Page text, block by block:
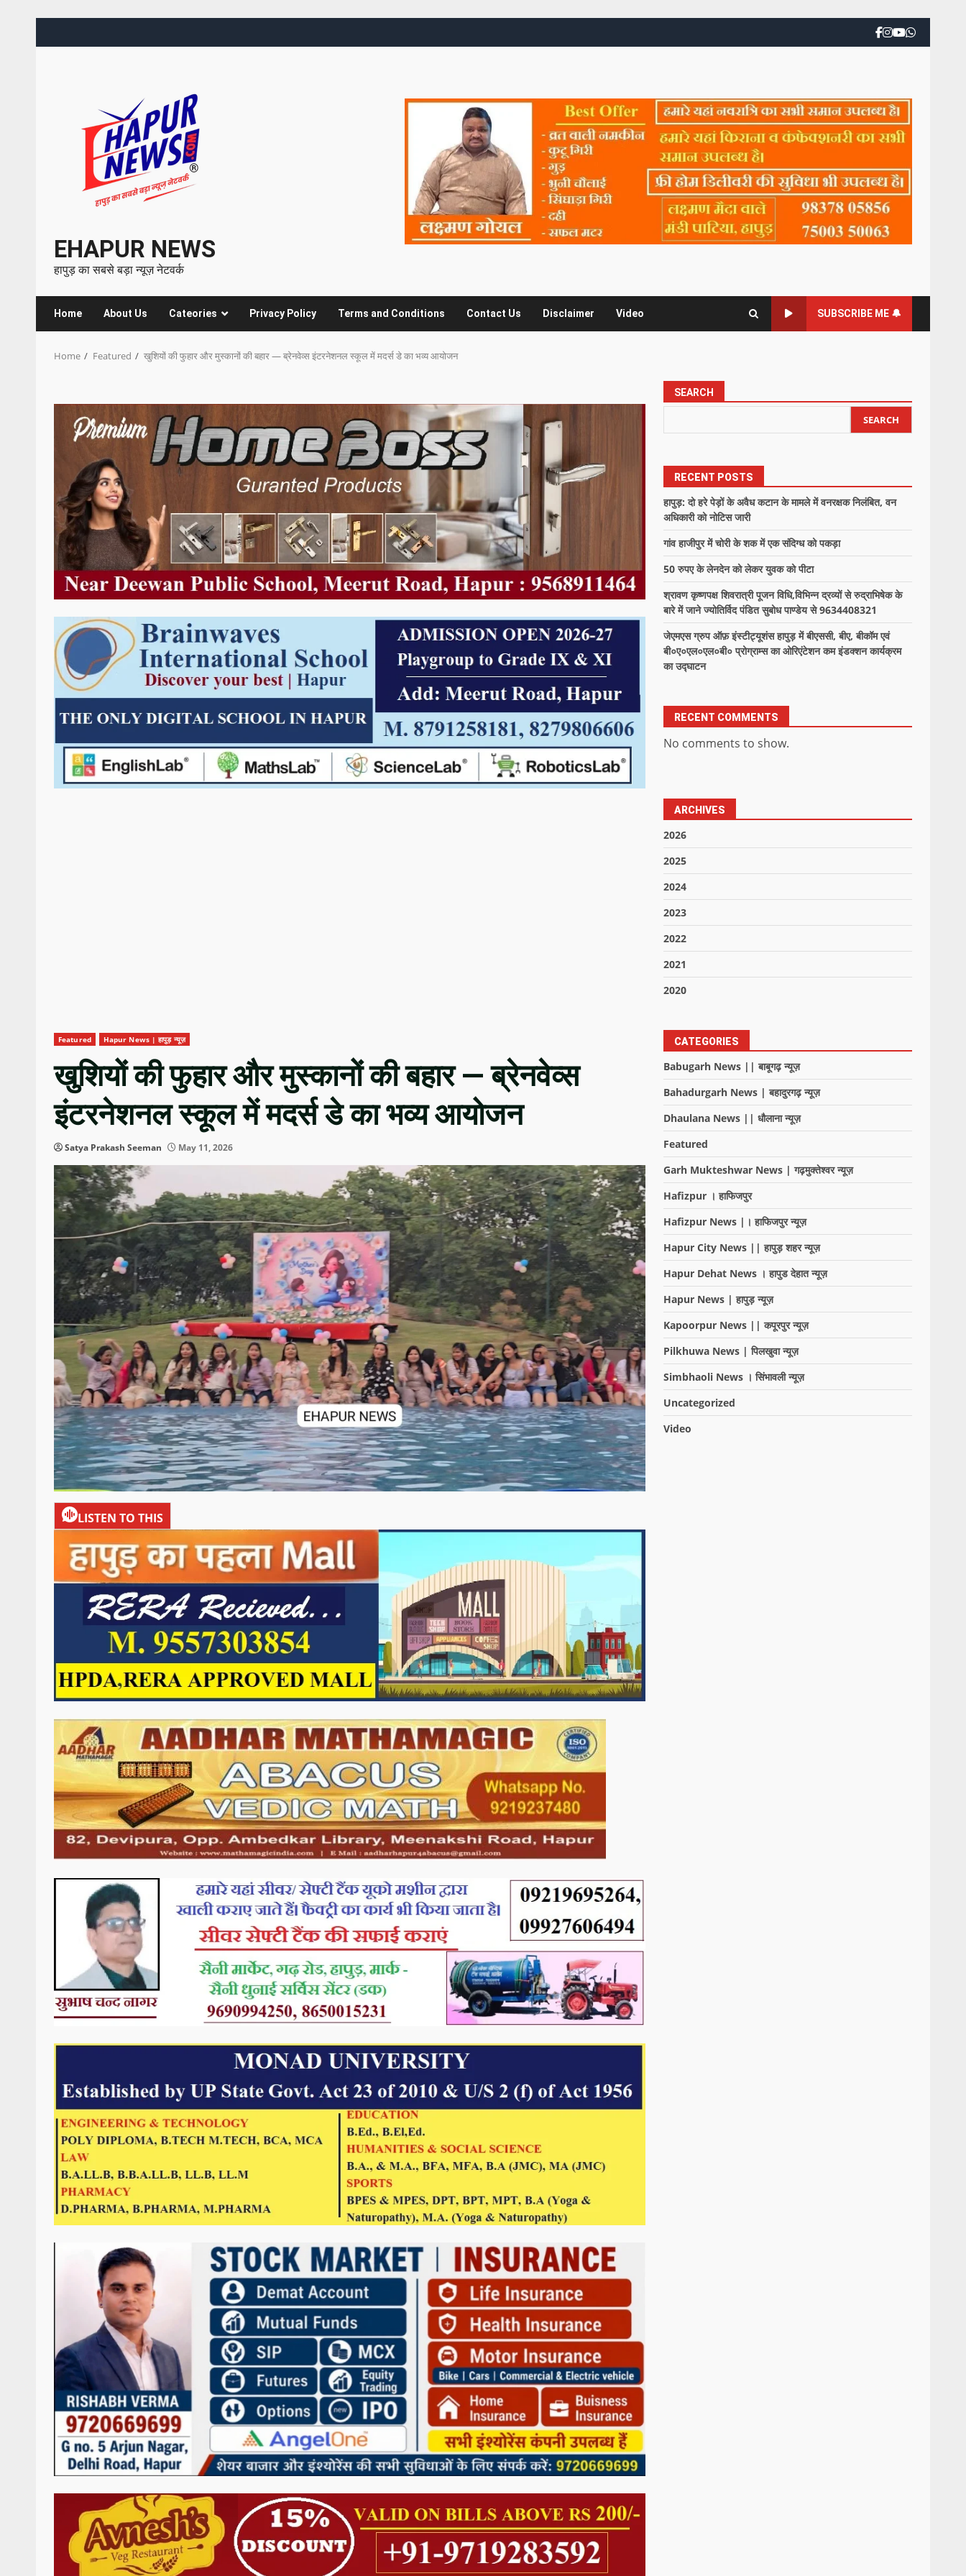
EHAPUR NEWS
हापुड़ का सबसे बड़ा न्यूज़ नेटवर्क
Home About Us Cateories Privacy Policy Terms and Conditions Contact Us Disclaimer Video SUBSCRIBE ME 🔔
Home Featured खुशियों की फुहार और मुस्कानों की बहार — ब्रेनवेव्स इंटरनेशनल स्कूल में मदर्स डे का भव्य आयोजन
Featured Hapur News | हापुड़ न्यूज़
खुशियों की फुहार और मुस्कानों की बहार — ब्रेनवेव्स
इंटरनेशनल स्कूल में मदर्स डे का भव्य आयोजन
Satya Prakash Seeman May 11, 2026
LISTEN TO THIS
SEARCH
SEARCH
RECENT POSTS
हापुड़: दो हरे पेड़ों के अवैध कटान के मामले में वनरक्षक निलंबित, वन
अधिकारी को नोटिस जारी
गांव हाजीपुर में चोरी के शक में एक संदिग्ध को पकड़ा
50 रुपए के लेनदेन को लेकर युवक को पीटा
श्रावण कृष्णपक्ष शिवरात्री पूजन विधि,विभिन्न द्रव्यों से रुद्राभिषेक के
बारे में जाने ज्योतिर्विद पंडित सुबोध पाण्डेय से 9634408321
जेएमएस ग्रुप ऑफ़ इंस्टीट्यूशंस हापुड़ में बीएससी, बीए, बीकॉम एवं
बी०ए०एल०एल०बी० प्रोग्राम्स का ओरिएंटेशन कम इंडक्शन कार्यक्रम
का उद्घाटन
RECENT COMMENTS
No comments to show.
ARCHIVES
2026
2025
2024
2023
2022
2021
2020
CATEGORIES
Babugarh News || बाबूगढ़ न्यूज़
Bahadurgarh News | बहादुरगढ़ न्यूज़
Dhaulana News || धौलाना न्यूज़
Featured
Garh Mukteshwar News | गढ़मुक्तेश्वर न्यूज़
Hafizpur । हाफिजपुर
Hafizpur News |। हाफिजपुर न्यूज़
Hapur City News || हापुड़ शहर न्यूज़
Hapur Dehat News । हापुड देहात न्यूज़
Hapur News | हापुड़ न्यूज़
Kapoorpur News || कपूरपुर न्यूज़
Pilkhuwa News | पिलखुवा न्यूज़
Simbhaoli News । सिंभावली न्यूज़
Uncategorized
Video